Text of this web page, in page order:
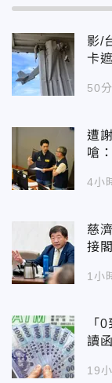
影/
卡
50
遭
嗆
4小
慈
接
1小
「
讀
19